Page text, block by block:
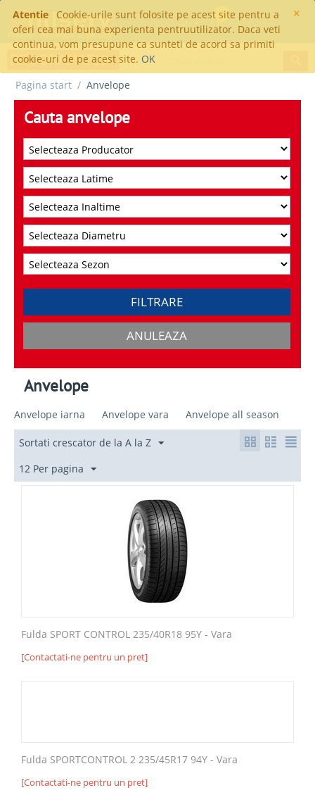
×
Atentie
Cookie-urile sunt folosite pe acest site pentru a
oferi cea mai buna experienta pentruutilizator. Daca veti
continua, vom presupune ca sunteti de acord sa primiti
cookie-uri de pe acest site. OK
0
Pagina start / Anvelope
Cauta anvelope
FILTRARE
ANULEAZA
Anvelope
Anvelope iarna Anvelope vara Anvelope all season
Sortati crescator de la A la Z
12 Per pagina
Fulda SPORT CONTROL 235/40R18 95Y - Vara
[Contactati-ne pentru un pret]
Fulda SPORTCONTROL 2 235/45R17 94Y - Vara
[Contactati-ne pentru un pret]